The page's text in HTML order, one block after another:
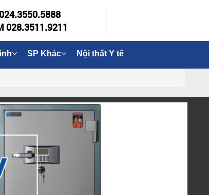
028.3511.9211
SP Khác Nội thất Y tế